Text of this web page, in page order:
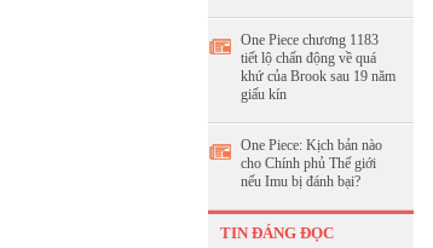
One Piece chương 1183
tiết lộ chấn động về quá
khứ của Brook sau 19 năm
giấu kín
One Piece: Kịch bản nào
cho Chính phủ Thế giới
nếu Imu bị đánh bại?
TIN ĐÁNG ĐỌC